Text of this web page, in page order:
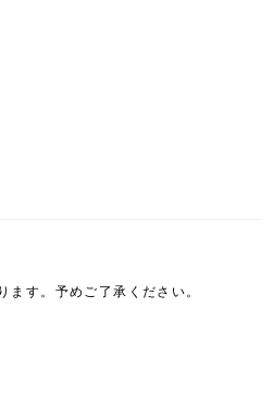
す。予めご了承ください。